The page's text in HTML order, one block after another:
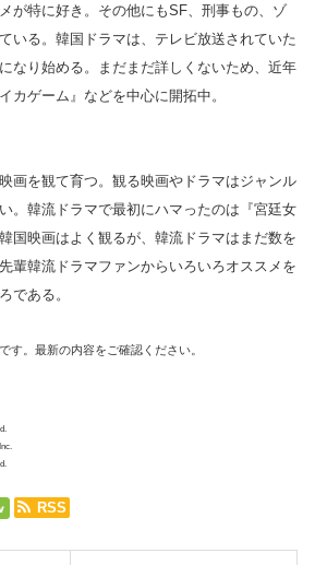
が特に好き。その他にもSF、刑事もの、ゾ
いる。韓国ドラマは、テレビ放送されていた
なり始める。まだまだ詳しくないため、近年
カゲーム』などを中心に開拓中。
画を観て育つ。観る映画やドラマはジャンル
。韓流ドラマで最初にハマったのは『宮廷女
国映画はよく観るが、韓流ドラマはまだ数を
輩韓流ドラマファンからいろいろオススメを
である。
す。最新の内容をご確認ください。
RSS